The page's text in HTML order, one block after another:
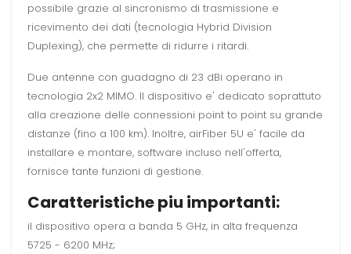
possibile grazie al sincronismo di trasmissione e
ricevimento dei dati (tecnologia Hybrid Division
Duplexing), che permette di ridurre i ritardi.
Due antenne con guadagno di 23 dBi operano in
tecnologia 2x2 MIMO. Il dispositivo e' dedicato soprattuto
alla creazione delle connessioni point to point su grande
distanze (fino a 100 km). Inoltre, airFiber 5U e' facile da
installare e montare, software incluso nell'offerta,
fornisce tante funzioni di gestione.
Caratteristiche piu importanti:
il dispositivo opera a banda 5 GHz, in alta frequenza
5725 - 6200 MHz;